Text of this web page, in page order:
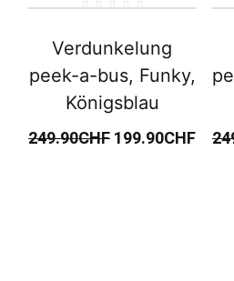
Verdunkelung
peek-a-bus, Funky,
Königsblau
249.90CHF 199.90CHF